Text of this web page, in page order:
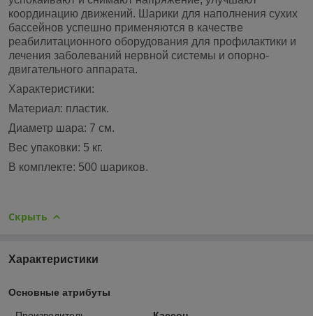
координацию движений. Шарики для наполнения сухих
бассейнов успешно применяются в качестве
реабилитационного оборудования для профилактики и
лечения заболеваний нервной системы и опорно-
двигательного аппарата.
Характеристики:
Материал: пластик.
Диаметр шара: 7 см.
Вес упаковки: 5 кг.
В комплекте: 500 шариков.
Скрыть
Характеристики
Основные атрибуты